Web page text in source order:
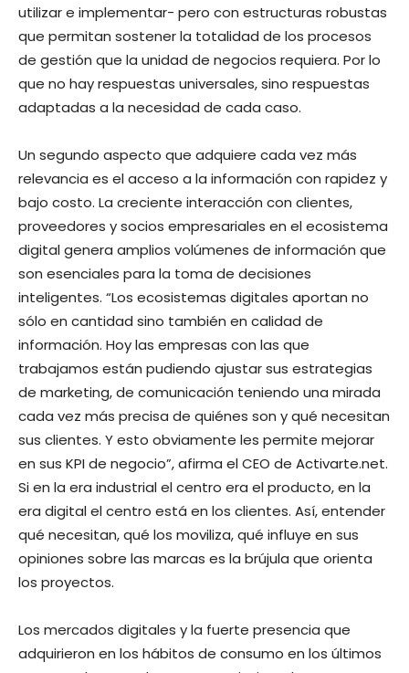
utilizar e implementar- pero con estructuras robustas
que permitan sostener la totalidad de los procesos
de gestión que la unidad de negocios requiera. Por lo
que no hay respuestas universales, sino respuestas
adaptadas a la necesidad de cada caso.
Un segundo aspecto que adquiere cada vez más
relevancia es el acceso a la información con rapidez y
bajo costo. La creciente interacción con clientes,
proveedores y socios empresariales en el ecosistema
digital genera amplios volúmenes de información que
son esenciales para la toma de decisiones
inteligentes. “Los ecosistemas digitales aportan no
sólo en cantidad sino también en calidad de
información. Hoy las empresas con las que
trabajamos están pudiendo ajustar sus estrategias
de marketing, de comunicación teniendo una mirada
cada vez más precisa de quiénes son y qué necesitan
sus clientes. Y esto obviamente les permite mejorar
en sus KPI de negocio”, afirma el CEO de Activarte.net.
Si en la era industrial el centro era el producto, en la
era digital el centro está en los clientes. Así, entender
qué necesitan, qué los moviliza, qué influye en sus
opiniones sobre las marcas es la brújula que orienta
los proyectos.
Los mercados digitales y la fuerte presencia que
adquirieron en los hábitos de consumo en los últimos